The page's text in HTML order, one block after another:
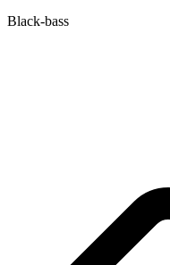
Black-bass